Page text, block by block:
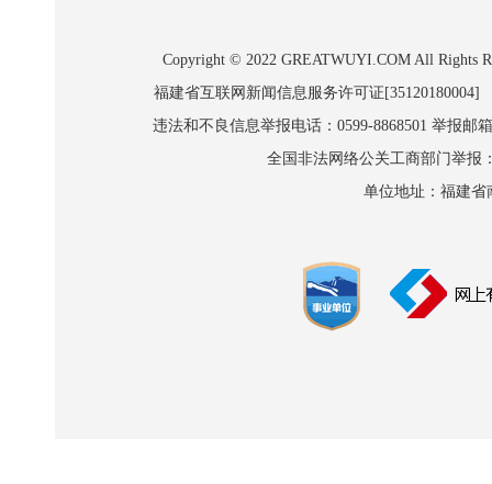
Copyright © 2022 GREATWUYI.COM All Rights
福建省互联网新闻信息服务许可证
违法和不良信息举报电话：0599-8868501 举报邮
全国非法网络公关工商部门举报
单位地址：福建省